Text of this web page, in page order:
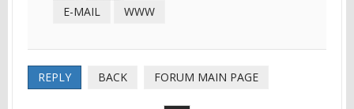
E-MAIL WWW
REPLY BACK FORUM MAIN PAGE